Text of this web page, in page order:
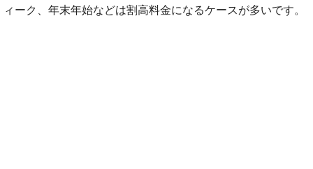
ィーク、年末年始などは割高料金になるケースが多いです。